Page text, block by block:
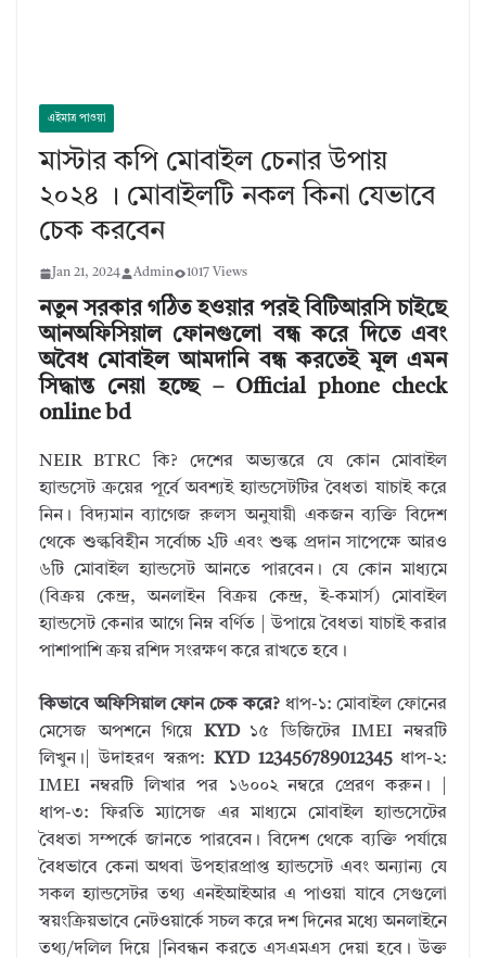
এইমাত্র পাওয়া
মাস্টার কপি মোবাইল চেনার উপায়
২০২৪ । মোবাইলটি নকল কিনা যেভাবে
চেক করবেন
Jan 21, 2024 Admin 1017 Views
নতুন সরকার গঠিত হওয়ার পরই বিটিআরসি চাইছে
আনঅফিসিয়াল ফোনগুলো বন্ধ করে দিতে এবং
অবৈধ মোবাইল আমদানি বন্ধ করতেই মূল এমন
সিদ্ধান্ত নেয়া হচ্ছে – Official phone check
online bd
NEIR BTRC কি? দেশের অভ্যন্তরে যে কোন মোবাইল
হ্যান্ডসেট ক্রয়ের পূর্বে অবশ্যই হ্যান্ডসেটটির বৈধতা যাচাই করে
নিন। বিদ্যমান ব্যাগেজ রুলস অনুযায়ী একজন ব্যক্তি বিদেশ
থেকে শুল্কবিহীন সর্বোচ্চ ২টি এবং শুল্ক প্রদান সাপেক্ষে আরও
৬টি মোবাইল হ্যান্ডসেট আনতে পারবেন। যে কোন মাধ্যমে
(বিক্রয় কেন্দ্র, অনলাইন বিক্রয় কেন্দ্র, ই-কমার্স) মোবাইল
হ্যান্ডসেট কেনার আগে নিম্ন বর্ণিত | উপায়ে বৈধতা যাচাই করার
পাশাপাশি ক্রয় রশিদ সংরক্ষণ করে রাখতে হবে।
কিভাবে অফিসিয়াল ফোন চেক করে?ধাপ-১: মোবাইল ফোনের
মেসেজ অপশনে গিয়ে KYD১৫ ডিজিটের IMEI নম্বরটি
লিখুন।| উদাহরণ স্বরূপ:KYD 123456789012345ধাপ-২:
IMEI নম্বরটি লিখার পর ১৬০০২ নম্বরে প্রেরণ করুন। |
ধাপ-৩: ফিরতি ম্যাসেজ এর মাধ্যমে মোবাইল হ্যান্ডসেটের
বৈধতা সম্পর্কে জানতে পারবেন। বিদেশ থেকে ব্যক্তি পর্যায়ে
বৈধভাবে কেনা অথবা উপহারপ্রাপ্ত হ্যান্ডসেট এবং অন্যান্য যে
সকল হ্যান্ডসেটর তথ্য এনইআইআর এ পাওয়া যাবে সেগুলো
স্বয়ংক্রিয়ভাবে নেটওয়ার্কে সচল করে দশ দিনের মধ্যে অনলাইনে
তথ্য/দলিল দিয়ে |নিবন্ধন করতে এসএমএস দেয়া হবে। উক্ত